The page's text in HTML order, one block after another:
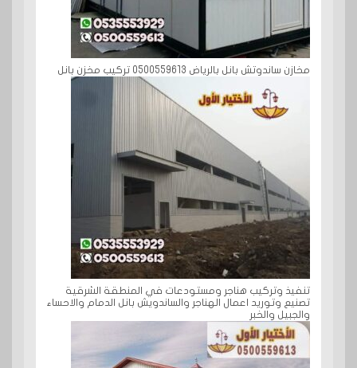
مخازن ساندوتش بانل بالرياض 0500559613 تركيب مخزن بانل
تنفيذ وتركيب هناجر ومستودعات في المنطقة الشرقية
تصنيع وتوريد اعمال الهناجر والساندويش بانل الدمام والاحساء
والجبيل والخبر